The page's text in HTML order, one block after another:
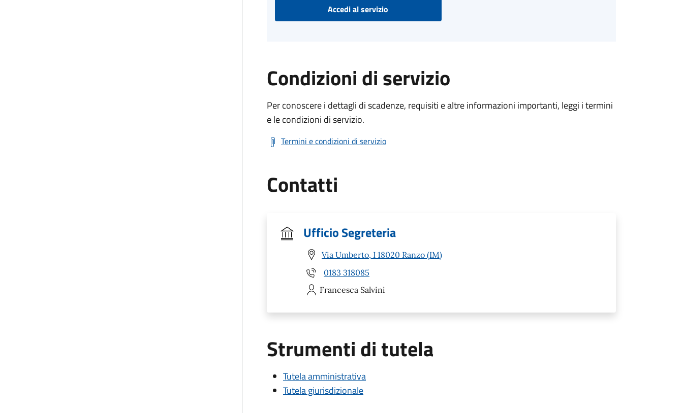
Accedi al servizio
Condizioni di servizio
Per conoscere i dettagli di scadenze, requisiti e altre informazioni importanti, leggi i termini
e le condizioni di servizio.
Termini e condizioni di servizio
Contatti
Ufficio Segreteria
Via Umberto, I 18020 Ranzo (IM)
0183 318085
Francesca Salvini
Strumenti di tutela
Tutela amministrativa
Tutela giurisdizionale